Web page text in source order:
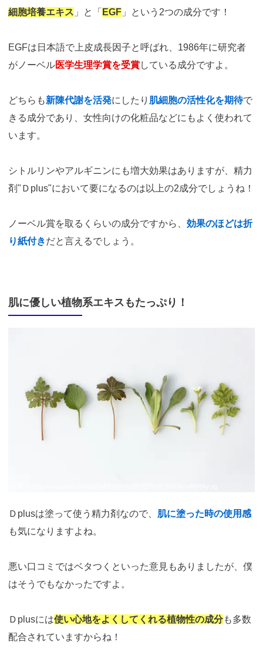
細胞培養エキス 」と「 EGF 」という2つの成分です！
EGFは日本語で上皮成長因子と呼ばれ、1986年に研究者
がノーベル医学生理学賞を受賞している成分ですよ。
どちらも新陳代謝を活発にしたり 肌細胞の活性化を期待で
きる成分であり、女性向けの化粧品などにもよく使われて
います。
シトルリンやアルギニンにも増大効果はありますが、精力
剤"Ｄplus"において要になるのは以上の2成分でしょうね！
ノーベル賞を取るくらいの成分ですから、 効果のほどは折
り紙付きだと言えるでしょう。
肌に優しい植物系エキスもたっぷり！
Ｄplusは塗って使う精力剤なので、 肌に塗った時の使用感
も気になりますよね。
悪い口コミではベタつくといった意見もありましたが、僕
はそうでもなかったですよ。
Ｄplusには使い心地をよくしてくれる植物性の成分も多数
配合されていますからね！